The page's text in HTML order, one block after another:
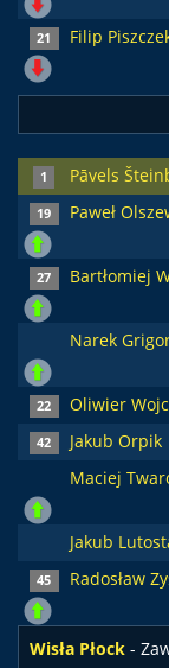
21 Filip
1 Pāvels
19 Paweł
27 Bartłomiej
Narek
22 Oliwier
42
Jakub Orpik
Maciej
Jakub
45 Radosław
Wisła Płock -